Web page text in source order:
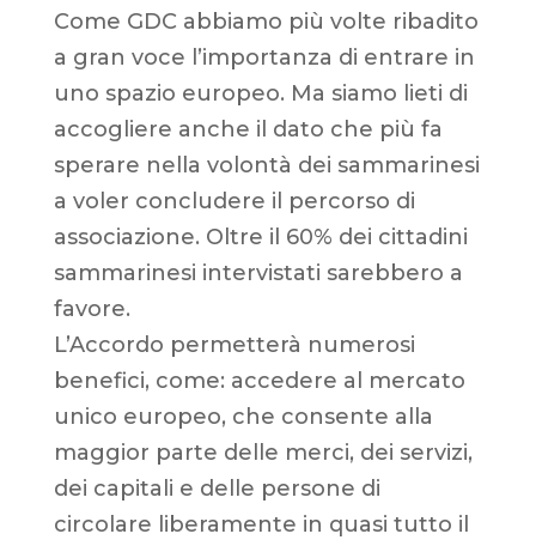
Come GDC abbiamo più volte ribadito
a gran voce l’importanza di entrare in
uno spazio europeo. Ma siamo lieti di
accogliere anche il dato che più fa
sperare nella volontà dei sammarinesi
a voler concludere il percorso di
associazione. Oltre il 60% dei cittadini
sammarinesi intervistati sarebbero a
favore.
L’Accordo permetterà numerosi
benefici, come: accedere al mercato
unico europeo, che consente alla
maggior parte delle merci, dei servizi,
dei capitali e delle persone di
circolare liberamente in quasi tutto il